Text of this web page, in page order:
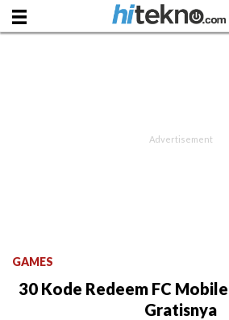
GAMES
30 Kode Redeem FC
Gratisnya